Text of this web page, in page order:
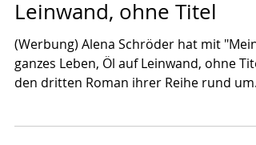
Mein ganzes Leben, Öl auf
Leinwand, ohne Titel